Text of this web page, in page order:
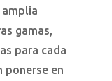
amplia
gamas,
para cada
ponerse en